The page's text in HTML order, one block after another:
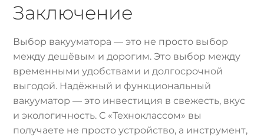
Заключение
Выбор вакууматора — это не просто выбор
между дешёвым и дорогим. Это выбор между
временными удобствами и долгосрочной
выгодой. Надёжный и функциональный
вакууматор — это инвестиция в свежесть, вкус
и экологичность. С «Техноклассом» вы
получаете не просто устройство, а инструмент,